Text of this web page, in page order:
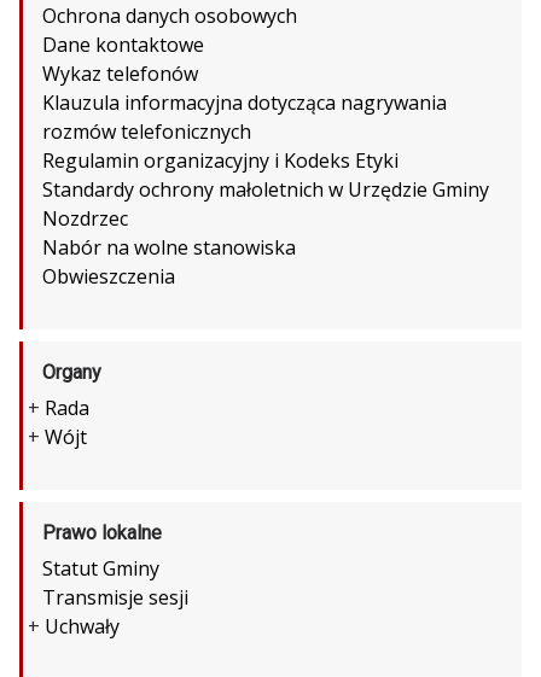
Ochrona danych osobowych
Dane kontaktowe
Wykaz telefonów
Klauzula informacyjna dotycząca nagrywania
rozmów telefonicznych
Regulamin organizacyjny i Kodeks Etyki
Standardy ochrony małoletnich w Urzędzie Gminy
Nozdrzec
Nabór na wolne stanowiska
Obwieszczenia
Organy
+ Rada
+ Wójt
Prawo lokalne
Statut Gminy
Transmisje sesji
+ Uchwały